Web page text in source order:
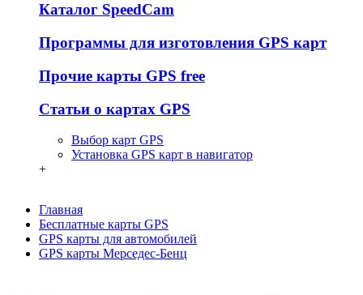
Каталог SpeedCam
Программы для изготовления GPS карт
Прочие карты GPS free
Статьи о картах GPS
Выбор карт GPS
Установка GPS карт в навигатор
+
Главная
Бесплатные карты GPS
GPS карты для автомобилей
GPS карты Мерседес-Бенц